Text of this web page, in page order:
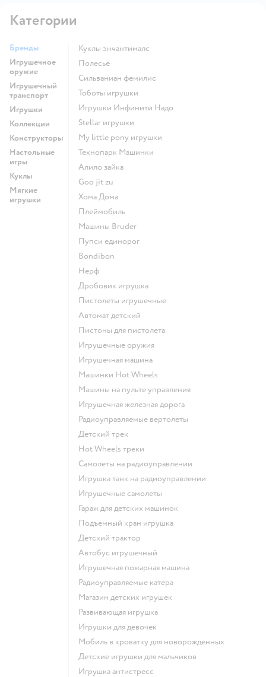
Категории
Бренды
Игрушечное
оружие
Игрушечный
транспорт
Игрушки
Коллекции
Конструкторы
Настольные
игры
Куклы
Мягкие
игрушки
Куклы энчантималс
Полесье
Сильваниан фемилис
Тоботы игрушки
Игрушки Инфинити Надо
Stellar игрушки
my little pony игрушки
Технопарк Машинки
Алило зайка
Goo jit zu
Хома Дома
Плеймобиль
Машины Bruder
Пупси единорог
Bondibon
Нерф
Дробовик игрушка
Пистолеты игрушечные
Автомат детский
Пистоны для пистолета
Игрушечные оружия
Игрушечная машина
Машинки Hot Wheels
Машины на пульте управления
Игрушечная железная дорога
Радиоуправляемые вертолеты
Детский трек
Hot Wheels треки
Самолеты на радиоуправлении
Игрушка танк на радиоуправлении
Игрушечные самолеты
Гараж для детских машинок
Подъемный кран игрушка
Детский трактор
Автобус игрушечный
Игрушечная пожарная машина
Радиоуправляемые катера
Магазин детских игрушек
Развивающая игрушка
Игрушки для девочек
Мобиль в кроватку для новорожденных
Детские игрушки для мальчиков
Игрушка антистресс